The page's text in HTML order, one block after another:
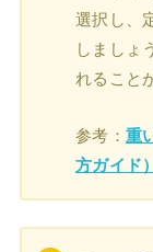
選択し、
しましょ
れること
参考：重
方ガイド）